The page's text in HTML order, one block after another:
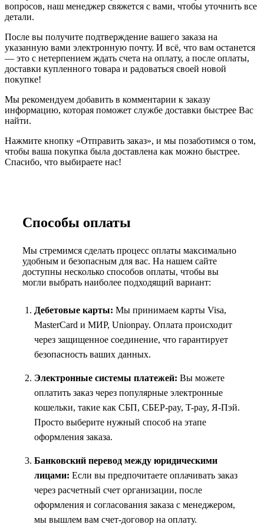
вопросов, наш менеджер свяжется с вами, чтобы уточнить все
детали.
После вы получите подтверждение вашего заказа на
указанную вами электронную почту. И всё, что вам останется
— это с нетерпением ждать счета на оплату, а после оплаты,
доставки купленного товара и радоваться своей новой
покупке!
Мы рекомендуем добавить в комментарии к заказу
информацию, которая поможет службе доставки быстрее Вас
найти.
Нажмите кнопку «Отправить заказ», и мы позаботимся о том,
чтобы ваша покупка была доставлена как можно быстрее.
Спасибо, что выбираете нас!
Способы оплаты
Мы стремимся сделать процесс оплаты максимально
удобным и безопасным для вас. На нашем сайте
доступны несколько способов оплаты, чтобы вы
могли выбрать наиболее подходящий вариант:
Дебетовые карты: Мы принимаем карты Visa,
MasterCard и МИР, Unionpay. Оплата происходит
через защищенное соединение, что гарантирует
безопасность ваших данных.
Электронные системы платежей: Вы можете
оплатить заказ через популярные электронные
кошельки, такие как СБП, СБЕР-pay, T-pay, Я-Пэй.
Просто выберите нужный способ на этапе
оформления заказа.
Банковский перевод между юридическими
лицами: Если вы предпочитаете оплачивать заказ
через расчетный счет организации, после
оформления и согласования заказа с менеджером,
мы вышлем вам счет-договор на оплату.